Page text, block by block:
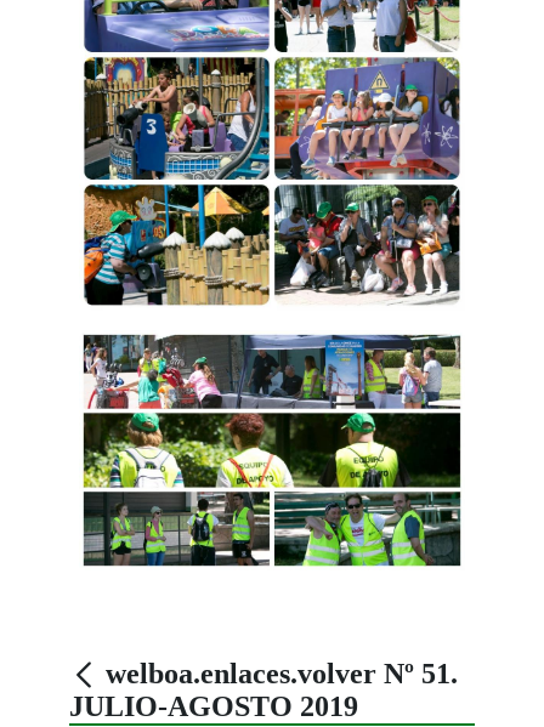
welboa.enlaces.volver Nº 51.
JULIO-AGOSTO 2019